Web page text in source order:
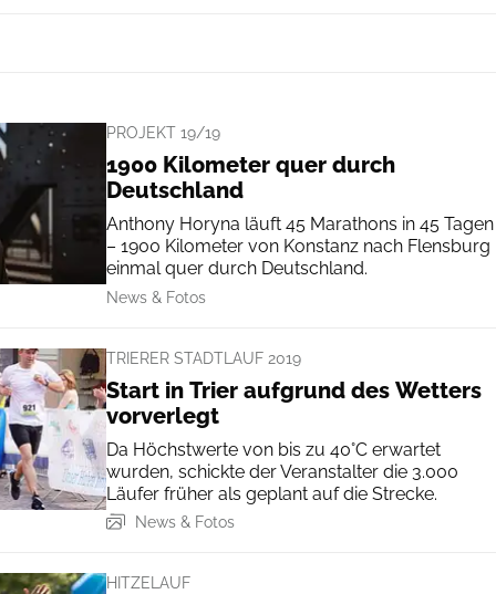
PROJEKT 19/19
1900 Kilometer quer durch
Deutschland
Anthony Horyna läuft 45 Marathons in 45 Tagen
– 1900 Kilometer von Konstanz nach Flensburg
einmal quer durch Deutschland.
News & Fotos
TRIERER STADTLAUF 2019
Start in Trier aufgrund des Wetters
vorverlegt
Da Höchstwerte von bis zu 40°C erwartet
wurden, schickte der Veranstalter die 3.000
Läufer früher als geplant auf die Strecke.
News & Fotos
HITZELAUF